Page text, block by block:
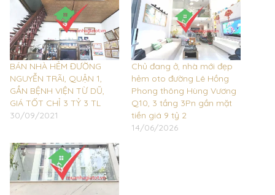
BÁN NHÀ HẺM ĐƯỜNG
NGUYỄN TRÃI, QUẬN 1,
GẦN BỆNH VIỆN TỪ DŨ,
GIÁ TỐT CHỈ 3 TỶ 3 TL
30/09/2021
Chủ đang ở, nhà mới đẹp
hẻm oto đường Lê Hồng
Phong thông Hùng Vương
Q10, 3 tầng 3Pn gần mặt
tiền giá 9 tỷ 2
14/06/2026